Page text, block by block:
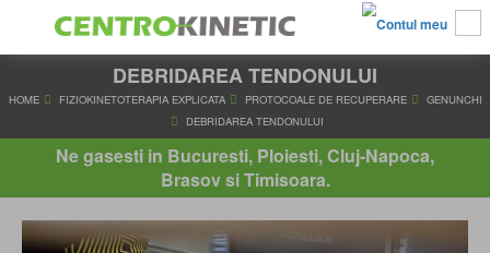
DEBRIDAREA TENDONULUI
FIZIOKINETOTERAPIA EXPLICATA
PROTOCOALE DE
DEBRIDAREA TENDONULUI
Ne gasesti in Bucuresti, Ploiesti, Cluj-Napoca,
Brasov si Timisoara.